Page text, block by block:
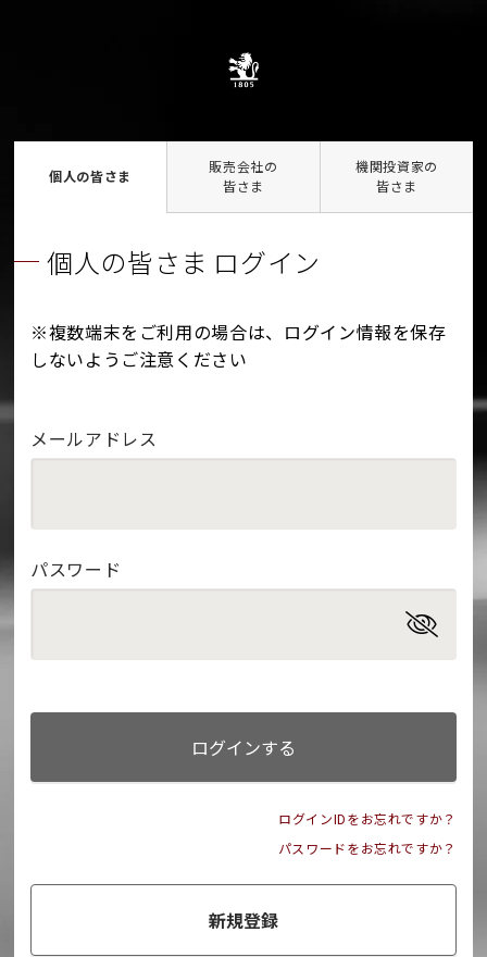
個人の皆さま
販売会社の
皆さま
機関投資家の
皆さま
個人の皆さま ログイン
※複数端末をご利用の場合は、ログイン情報を保存
しないようご注意ください
メールアドレス
パスワード
ログインする
ログインIDをお忘れですか？
パスワードをお忘れですか？
新規登録